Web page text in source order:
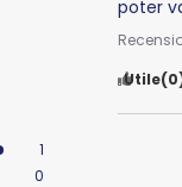
1
0
poter
Utile